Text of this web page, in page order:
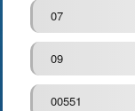
07
09
00551